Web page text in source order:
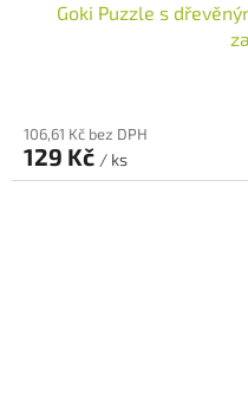
Goki Puzzle s
106,61 Kč bez DPH
129 Kč / ks